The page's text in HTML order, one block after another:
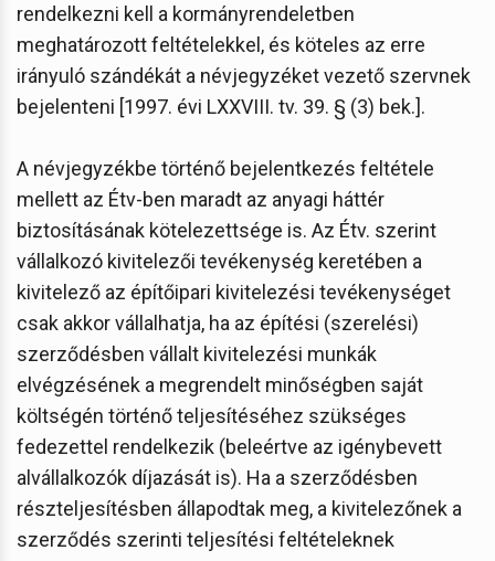
rendelkezni kell a kormányrendeletben
meghatározott feltételekkel, és köteles az erre
irányuló szándékát a névjegyzéket vezető szervnek
bejelenteni [1997. évi LXXVIII. tv. 39. § (3) bek.].
A névjegyzékbe történő bejelentkezés feltétele
mellett az Étv-ben maradt az anyagi háttér
biztosításának kötelezettsége is. Az Étv. szerint
vállalkozó kivitelezői tevékenység keretében a
kivitelező az építőipari kivitelezési tevékenységet
csak akkor vállalhatja, ha az építési (szerelési)
szerződésben vállalt kivitelezési munkák
elvégzésének a megrendelt minőségben saját
költségén történő teljesítéséhez szükséges
fedezettel rendelkezik (beleértve az igénybevett
alvállalkozók díjazását is). Ha a szerződésben
részteljesítésben állapodtak meg, a kivitelezőnek a
szerződés szerinti teljesítési feltételeknek